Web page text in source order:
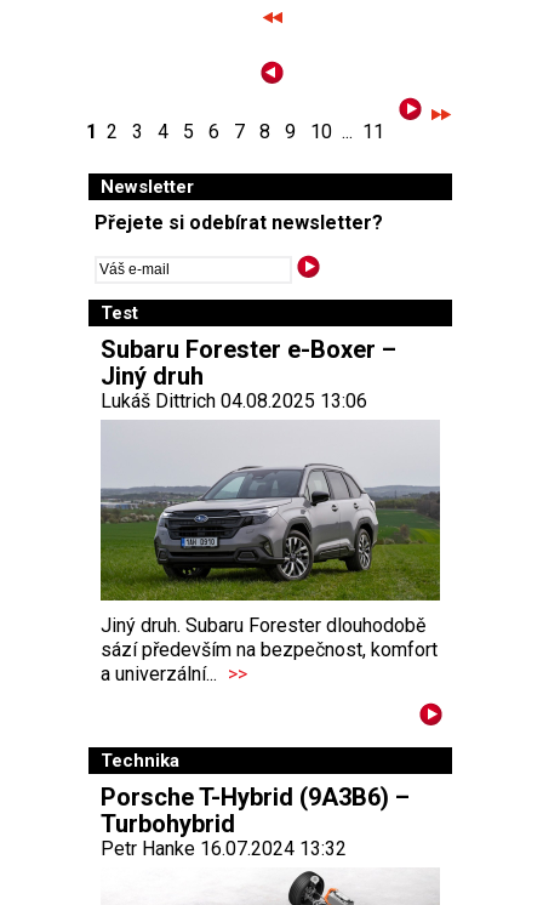
1 2 3 4 5 6 7 8 9 10 ... 11
Newsletter
Přejete si odebírat newsletter?
Test
Subaru Forester e-Boxer –
Jiný druh
Lukáš Dittrich 04.08.2025 13:06
Jiný druh. Subaru Forester dlouhodobě
sází především na bezpečnost, komfort
a univerzální... >>
Technika
Porsche T-Hybrid (9A3B6) –
Turbohybrid
Petr Hanke 16.07.2024 13:32